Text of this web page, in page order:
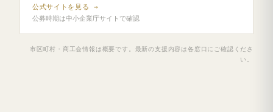
公式サイトを見る →
公募時期は中小企業庁サイトで確認
市区町村・商工会情報は概要です。最新の支援内容は各窓口にご確認くださ
い。